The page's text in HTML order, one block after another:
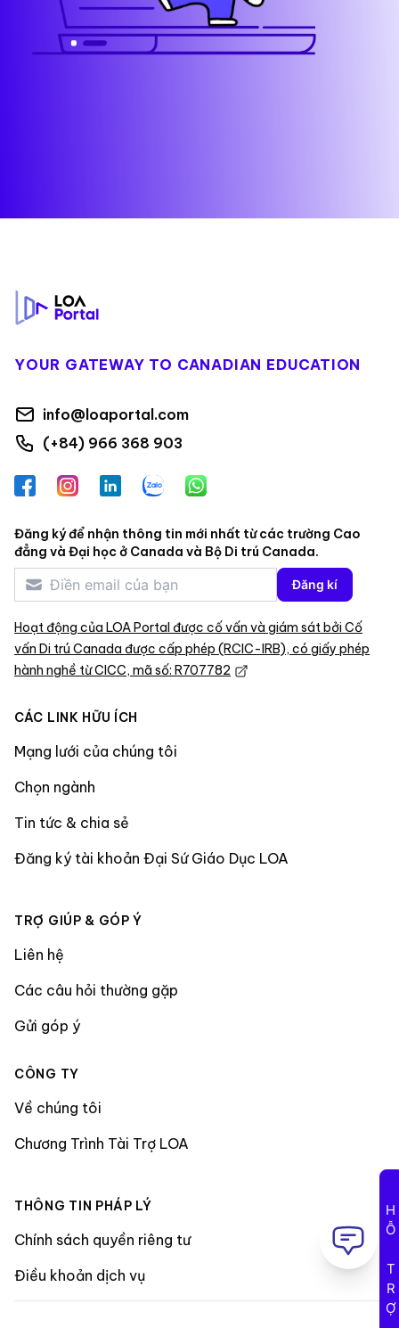
YOUR GATEWAY TO CANADIAN EDUCATION
info@loaportal.com
(+84) 966 368 903
FacebookInstagramLinkedInZalo WhatsApp
Đăng ký để nhận thông tin mới nhất từ các trường Cao
đẳng và Đại học ở Canada và Bộ Di trú Canada.
Đăng kí
Hoạt động của LOA Portal được cố vấn và giám sát bởi Cố
vấn Di trú Canada được cấp phép (RCIC-IRB), có giấy phép
hành nghề từ CICC, mã số: R707782
CÁC LINK HỮU ÍCH
Mạng lưới của chúng tôi
Chọn ngành
Tin tức & chia sẻ
Đăng ký tài khoản Đại Sứ Giáo Dục LOA
TRỢ GIÚP & GÓP Ý
Liên hệ
Các câu hỏi thường gặp
Gửi góp ý
CÔNG TY
Về chúng tôi
Chương Trình Tài Trợ LOA
THÔNG TIN PHÁP LÝ
Chính sách quyền riêng tư
Điều khoản dịch vụ
HỖ TRỢ